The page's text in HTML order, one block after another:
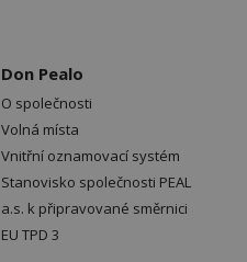
Don Pealo
O společnosti
Volná místa
Vnitřní oznamovací systém
Stanovisko společnosti PEAL
a.s. k připravované směrnici
EU TPD 3